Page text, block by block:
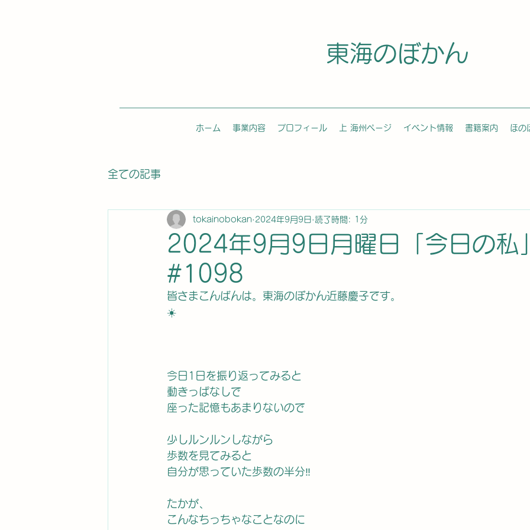
東海のぼかん
ホーム 事業内容 プロフィール 上 海州ページ イベント情報 書籍案内 ほの
全ての記事
2024年9月9日月曜日「今日の私
#1098
tokainobokan 2024年9月9日 読了時間: 1分
皆さまこんばんは。東海のぼかん近藤慶子です。
☀️
今日1日を振り返ってみると
動きっぱなしで
座った記憶もあまりないので
少しルンルンしながら
歩数を見てみると
自分が思っていた歩数の半分‼️
たかが、
こんなちっちゃなことなのに